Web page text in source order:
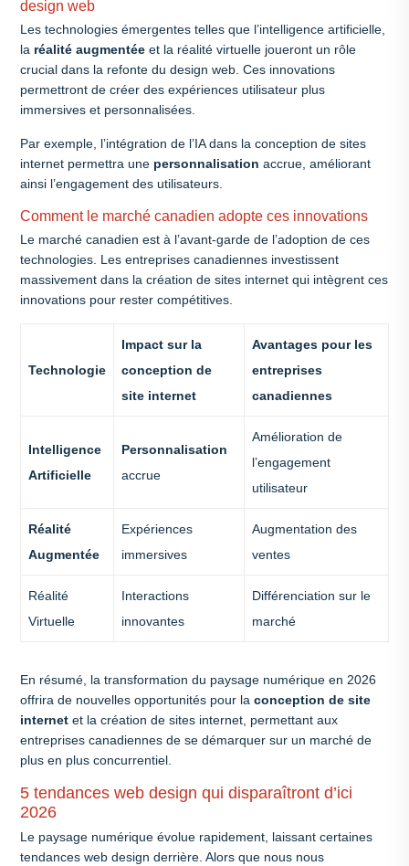
design web
Les technologies émergentes telles que l’intelligence artificielle,
la réalité augmentée et la réalité virtuelle joueront un rôle
crucial dans la refonte du design web. Ces innovations
permettront de créer des expériences utilisateur plus
immersives et personnalisées.
Par exemple, l’intégration de l’IA dans la conception de sites
internet permettra une personnalisation accrue, améliorant
ainsi l’engagement des utilisateurs.
Comment le marché canadien adopte ces innovations
Le marché canadien est à l’avant-garde de l’adoption de ces
technologies. Les entreprises canadiennes investissent
massivement dans la création de sites internet qui intègrent ces
innovations pour rester compétitives.
Technologie
Impact sur la
conception de
site internet
Avantages pour les
entreprises
canadiennes
Intelligence
Artificielle
Personnalisation
accrue
Amélioration de
l’engagement
utilisateur
Réalité
Augmentée
Expériences
immersives
Augmentation des
ventes
Réalité
Virtuelle
Interactions
innovantes
Différenciation sur le
marché
En résumé, la transformation du paysage numérique en 2026
offrira de nouvelles opportunités pour la conception de site
internet et la création de sites internet, permettant aux
entreprises canadiennes de se démarquer sur un marché de
plus en plus concurrentiel.
5 tendances web design qui disparaîtront d’ici
2026
Le paysage numérique évolue rapidement, laissant certaines
tendances web design derrière. Alors que nous nous